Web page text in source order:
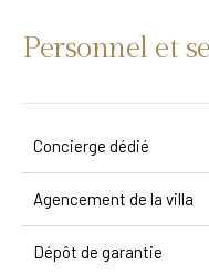
Personnel et
Concierge dédié
Agencement de la villa
Dépôt de garantie